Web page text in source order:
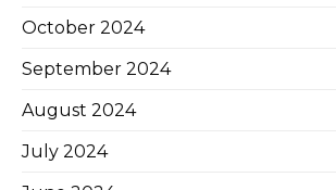
October 2024
September 2024
August 2024
July 2024